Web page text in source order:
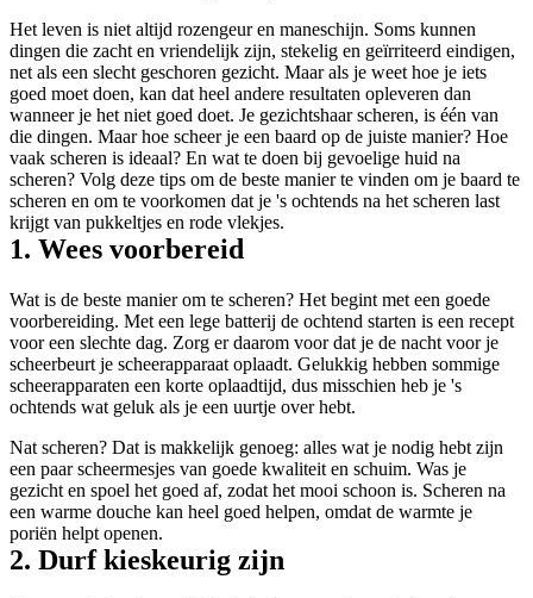
Het leven is niet altijd rozengeur en maneschijn. Soms kunnen
dingen die zacht en vriendelijk zijn, stekelig en geïrriteerd eindigen,
net als een slecht geschoren gezicht. Maar als je weet hoe je iets
goed moet doen, kan dat heel andere resultaten opleveren dan
wanneer je het niet goed doet. Je gezichtshaar scheren, is één van
die dingen. Maar hoe scheer je een baard op de juiste manier? Hoe
vaak scheren is ideaal? En wat te doen bij gevoelige huid na
scheren? Volg deze tips om de beste manier te vinden om je baard te
scheren en om te voorkomen dat je 's ochtends na het scheren last
krijgt van pukkeltjes en rode vlekjes.
1. Wees voorbereid
Wat is de beste manier om te scheren? Het begint met een goede
voorbereiding. Met een lege batterij de ochtend starten is een recept
voor een slechte dag. Zorg er daarom voor dat je de nacht voor je
scheerbeurt je scheerapparaat oplaadt. Gelukkig hebben sommige
scheerapparaten een korte oplaadtijd, dus misschien heb je 's
ochtends wat geluk als je een uurtje over hebt.
Nat scheren? Dat is makkelijk genoeg: alles wat je nodig hebt zijn
een paar scheermesjes van goede kwaliteit en schuim. Was je
gezicht en spoel het goed af, zodat het mooi schoon is. Scheren na
een warme douche kan heel goed helpen, omdat de warmte je
poriën helpt openen.
2. Durf kieskeurig zijn